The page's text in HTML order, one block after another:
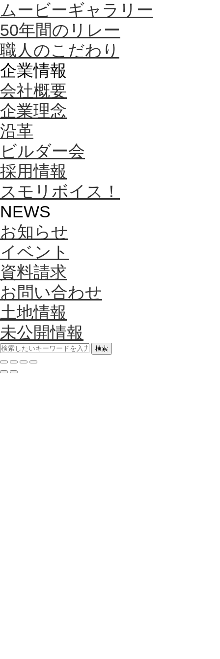
ムービーギャラリー
50年間のリレー
職人のこだわり
企業情報
会社概要
企業理念
沿革
ビルダー会
採用情報
スモリボイス！
NEWS
お知らせ
イベント
資料請求
お問い合わせ
土地情報
未公開情報
検索